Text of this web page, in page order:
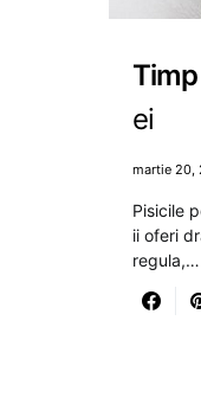
ei
martie 20,
Pisicile
ii oferi
regula,…